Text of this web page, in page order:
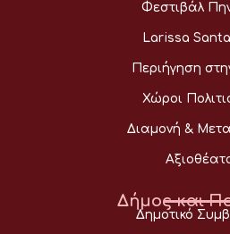
Φεστιβάλ
Larissa
Περιήγηση
Χώροι
Διαμονή &
Δήμος και
Δημοτικό